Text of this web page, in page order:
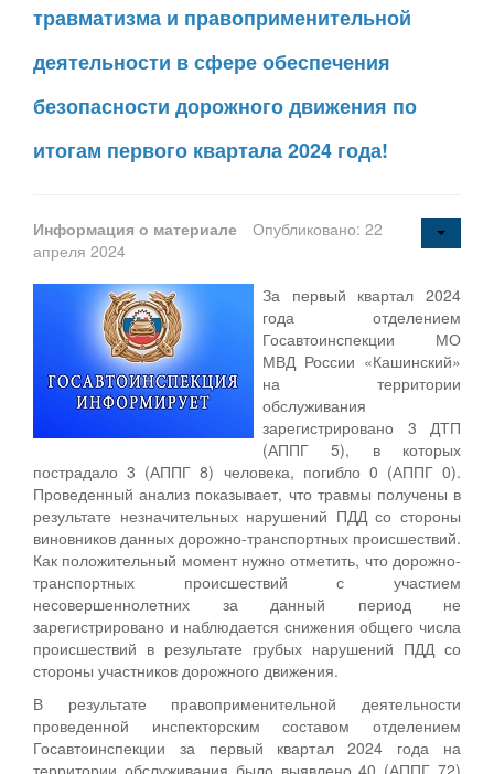
травматизма и правоприменительной
деятельности в сфере обеспечения
безопасности дорожного движения по
итогам первого квартала 2024 года!
Информация о материале
Опубликовано: 22
апреля 2024
За первый квартал 2024
года отделением
Госавтоинспекции МО
МВД России «Кашинский»
на территории
обслуживания
зарегистрировано 3 ДТП
(АППГ 5), в которых
пострадало 3 (АППГ 8) человека, погибло 0 (АППГ 0).
Проведенный анализ показывает, что травмы получены в
результате незначительных нарушений ПДД со стороны
виновников данных дорожно-транспортных происшествий.
Как положительный момент нужно отметить, что дорожно-
транспортных происшествий с участием
несовершеннолетних за данный период не
зарегистрировано и наблюдается снижения общего числа
происшествий в результате грубых нарушений ПДД со
стороны участников дорожного движения.
В результате правоприменительной деятельности
проведенной инспекторским составом отделением
Госавтоинспекции за первый квартал 2024 года на